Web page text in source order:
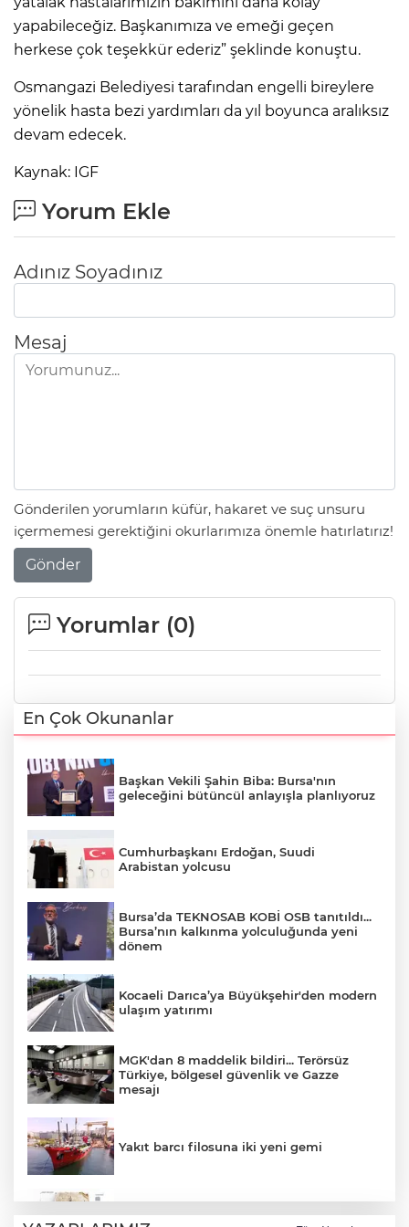
yapabileceğiz. Başkanımıza ve emeği geçen
herkese çok teşekkür ederiz” şeklinde konuştu.
Osmangazi Belediyesi tarafından engelli bireylere
yönelik hasta bezi yardımları da yıl boyunca aralıksız
devam edecek.
Kaynak: IGF
Yorum Ekle
Adınız Soyadınız
Mesaj
Gönderilen yorumların küfür, hakaret ve suç unsuru
içermemesi gerektiğini okurlarımıza önemle hatırlatırız!
Gönder
Yorumlar (0)
En Çok Okunanlar
Başkan Vekili Şahin Biba: Bursa'nın
geleceğini bütüncül anlayışla planlıyoruz
Cumhurbaşkanı Erdoğan, Suudi
Arabistan yolcusu
Bursa’da TEKNOSAB KOBİ OSB tanıtıldı...
Bursa’nın kalkınma yolculuğunda yeni
dönem
Kocaeli Darıca’ya Büyükşehir'den modern
ulaşım yatırımı
MGK'dan 8 maddelik bildiri... Terörsüz
Türkiye, bölgesel güvenlik ve Gazze
mesajı
Yakıt barcı filosuna iki yeni gemi